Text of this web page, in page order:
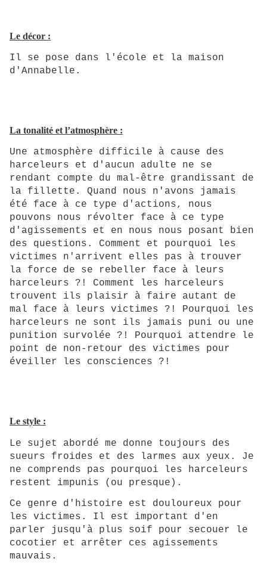
Le décor :
Il se pose dans l'école et la maison
d'Annabelle.
La tonalité et l’atmosphère :
Une atmosphère difficile à cause des
harceleurs et d'aucun adulte ne se
rendant compte du mal-être grandissant de
la fillette. Quand nous n'avons jamais
été face à ce type d'actions, nous
pouvons nous révolter face à ce type
d'agissements et en nous nous posant bien
des questions. Comment et pourquoi les
victimes n'arrivent elles pas à trouver
la force de se rebeller face à leurs
harceleurs ?! Comment les harceleurs
trouvent ils plaisir à faire autant de
mal face à leurs victimes ?! Pourquoi les
harceleurs ne sont ils jamais puni ou une
punition survolée ?! Pourquoi attendre le
point de non-retour des victimes pour
éveiller les consciences ?!
Le style :
Le sujet abordé me donne toujours des
sueurs froides et des larmes aux yeux. Je
ne comprends pas pourquoi les harceleurs
restent impunis (ou presque).
Ce genre d'histoire est douloureux pour
les victimes. Il est important d'en
parler jusqu'à plus soif pour secouer le
cocotier et arrêter ces agissements
mauvais.